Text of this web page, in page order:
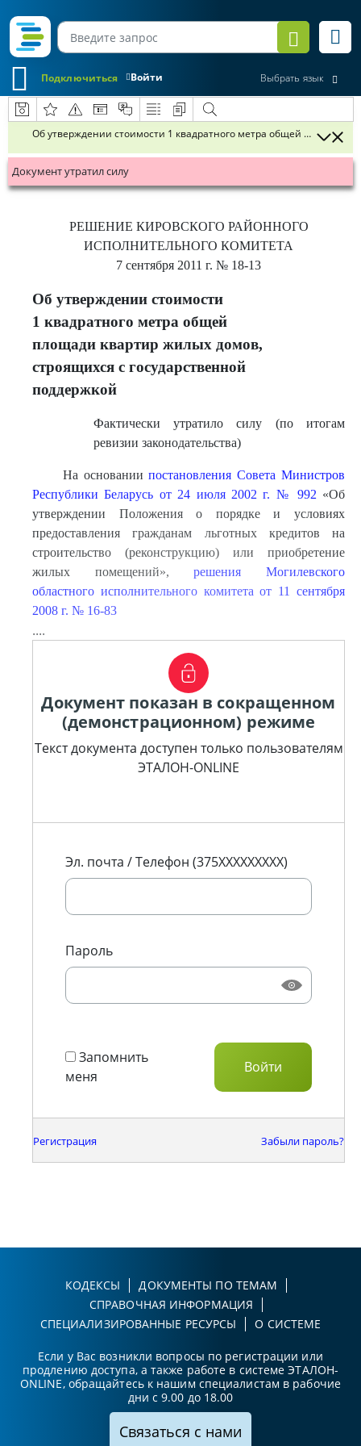
Войти
Подключиться Выбрать язык
Об утверждении стоимости 1 квадратного метра общей площади
Документ утратил силу
РЕШЕНИЕ КИРОВСКОГО РАЙОННОГО
ИСПОЛНИТЕЛЬНОГО КОМИТЕТА
7 сентября 2011 г. № 18-13
Об утверждении стоимости
1 квадратного метра общей
площади квартир жилых домов,
строящихся с государственной
поддержкой
Фактически утратило силу (по итогам
ревизии законодательства)
На основаниипостановления Совета Министров
Республики Беларусь от 24 июля 2002 г. № 992 «Об
утверждении Положения о порядке и условиях
предоставления гражданам льготных кредитов на
строительство (реконструкцию) или приобретение
жилых помещений»,решения Могилевского
областного исполнительного комитета от 11 сентября
2008 г. № 16-83
....
Документ показан в сокращенном
(демонстрационном) режиме
Текст документа доступен только пользователям
ЭТАЛОН-ONLINE
Эл. почта / Телефон (375XXXXXXXXX)
Пароль
Запомнить
меня
Регистрация Забыли пароль?
КОДЕКСЫ
ДОКУМЕНТЫ ПО ТЕМАМ
СПРАВОЧНАЯ ИНФОРМАЦИЯ
СПЕЦИАЛИЗИРОВАННЫЕ РЕСУРСЫ
О СИСТЕМЕ
Если у Вас возникли вопросы по регистрации или
продлению доступа, а также работе в системе ЭТАЛОН-
ONLINE, обращайтесь к нашим специалистам в рабочие
дни с 9.00 до 18.00
Связаться с нами